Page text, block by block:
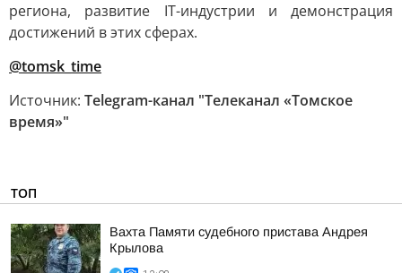
региона, развитие IT-индустрии и демонстрация
достижений в этих сферах.
@tomsk_time
Источник: Telegram-канал "Телеканал «Томское
время»"
ТОП
Вахта Памяти судебного пристава Андрея
Крылова